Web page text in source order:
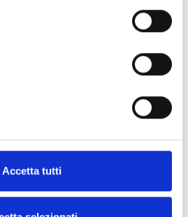
Accetta tutti
ALTRE